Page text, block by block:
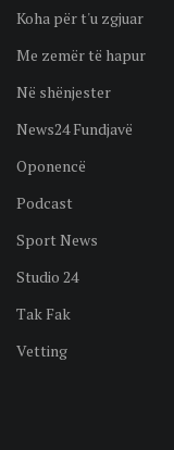
Koha për t'u zgjuar
Me zemër të hapur
Në shënjester
News24 Fundjavë
Oponencë
Podcast
Sport News
Studio 24
Tak Fak
Vetting